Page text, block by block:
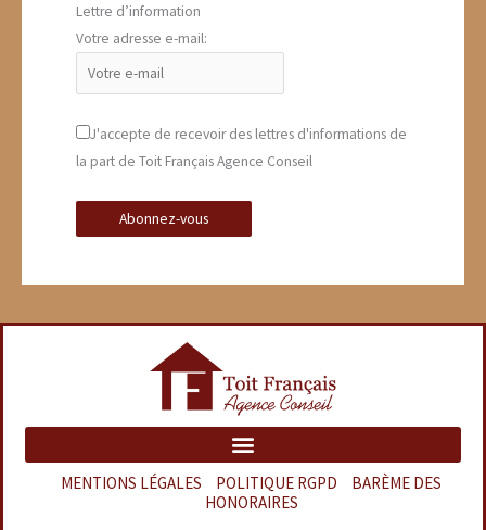
Lettre d’information
Votre adresse e-mail:
J'accepte de recevoir des lettres d'informations de
la part de Toit Français Agence Conseil
MENTIONS LÉGALES POLITIQUE RGPD
BARÈME DES
HONORAIRES